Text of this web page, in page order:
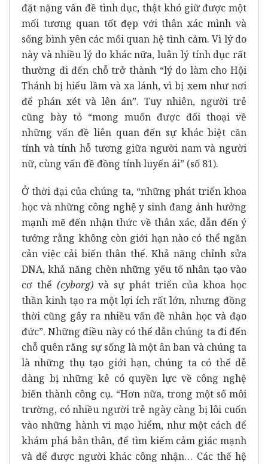
đặt nặng vấn đề tình dục, thật khó giữ được một
mối tương quan tốt đẹp với thân xác mình và
sống bình yên các mối quan hệ tình cảm. Vì lý do
này và nhiều lý do khác nữa, luân lý tính dục rất
thường đi đến chỗ trở thành “lý do làm cho Hội
Thánh bị hiểu lầm và xa lánh, vì bị xem như nơi
để phán xét và lên án”. Tuy nhiên, người trẻ
cũng bày tỏ “mong muốn được đối thoại về
những vấn đề liên quan đến sự khác biệt căn
tính và tính hỗ tương giữa người nam và người
nữ, cùng vấn đề đồng tính luyến ái” (số 81).
Ở thời đại của chúng ta, “những phát triển khoa
học và những công nghệ y sinh đang ảnh hưởng
mạnh mẽ đến nhận thức về thân xác, dẫn đến ý
tưởng rằng không còn giới hạn nào có thể ngăn
cản việc cải biến thân thể. Khả năng chỉnh sửa
DNA, khả năng chèn những yếu tố nhân tạo vào
cơ thể (cyborg)và sự phát triển của khoa học
thần kinh tạo ra một lợi ích rất lớn, nhưng đồng
thời cũng gây ra nhiều vấn đề nhân học và đạo
đức”. Những điều này có thể dẫn chúng ta đi đến
chỗ quên rằng sự sống là một ân ban và chúng ta
là những thụ tạo giới hạn, chúng ta có thể dễ
dàng bị những kẻ có quyền lực về công nghệ
biến thành công cụ. “Hơn nữa, trong một số môi
trường, có nhiều người trẻ ngày càng bị lôi cuốn
vào những hành vi mạo hiểm, như một cách để
khám phá bản thân, để tìm kiếm cảm giác mạnh
và để được người khác công nhận… Các thế hệ